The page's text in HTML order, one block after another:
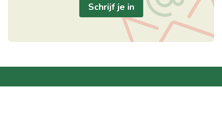
Schrijf je in